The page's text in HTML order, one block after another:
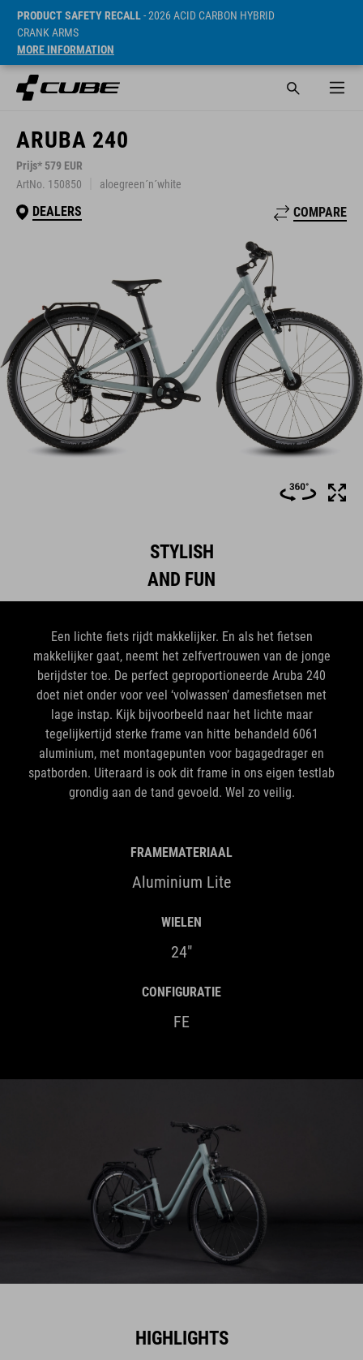
PRODUCT SAFETY RECALL- 2026 ACID CARBON HYBRID
CRANK ARMS
MORE INFORMATION
ARUBA 240
Prijs* 579 EUR
ArtNo. 150850
aloegreen´n´white
DEALERS COMPARE
STYLISH
AND FUN
Een lichte fiets rijdt makkelijker. En als het fietsen
makkelijker gaat, neemt het zelfvertrouwen van de jonge
berijdster toe. De perfect geproportioneerde Aruba 240
doet niet onder voor veel ‘volwassen’ damesfietsen met
lage instap. Kijk bijvoorbeeld naar het lichte maar
tegelijkertijd sterke frame van hitte behandeld 6061
aluminium, met montagepunten voor bagagedrager en
spatborden. Uiteraard is ook dit frame in ons eigen testlab
grondig aan de tand gevoeld. Wel zo veilig.
FRAMEMATERIAAL
Aluminium Lite
WIELEN
24"
CONFIGURATIE
FE
HIGHLIGHTS